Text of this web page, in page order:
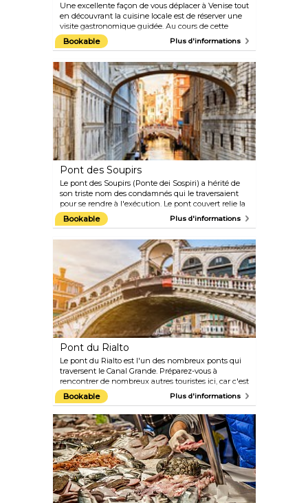
Une excellente façon de vous déplacer à Venise tout
en découvrant la cuisine locale est de réserver une
visite gastronomique guidée. Au cours de cette
excursion de 3 heures, vous aurez l'occasion de
déguster tout un éventail de spécialités locales,
maison, des biscuits vénitiens traditionnels et des
vins régionaux, mais aussi d'obtenir des conseils sur
les meilleurs endroits de la ville pour boire un verre
et dîner.
Bookable Plus d'informations
Pont des Soupirs
Le pont des Soupirs (Ponte dei Sospiri) a hérité de
son triste nom des condamnés qui le traversaient
pour se rendre à l'exécution. Le pont couvert relie la
prison à la salle d'interrogatoire du palais des Doges
et traverse le Rio di Palazzo. Si par chance vous
où les cloches du Campanile de Saint-Marc
sonnent, pensez à embrasser votre bien-aimé(e) :
selon la légende, votre amour sera alors éternel.
Bookable Plus d'informations
Pont du Rialto
Le pont du Rialto est l'un des nombreux ponts qui
traversent le Canal Grande. Préparez-vous à
rencontrer de nombreux autres touristes ici, car c'est
l'un des monuments les plus célèbres de Venise.
L'architecture est impressionnante, surtout si l'on
considère qu'elle a été construite sur environ 12 000
pilotis en bois il y a plus de 400 ans.
Bookable Plus d'informations